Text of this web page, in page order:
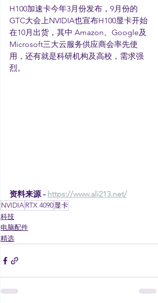
H100加速卡今年3月份发布，9月份的
GTC大会上NVIDIA也宣布H100显卡开始
在10月出货，其中 Amazon、Google及
Microsoft三大云服务供应商会率先使
用，还有就是科研机构及高校，需求强
烈。
资料来源 - https://www.ali213.net/
NVIDIARTX 4090显卡
科技
电脑配件
精选